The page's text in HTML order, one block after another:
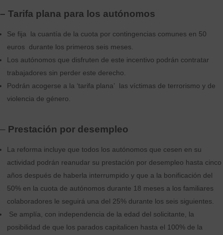
– Tarifa plana para los autónomos
Se fija la cuantía de la cuota por contingencias comunes en 50
euros durante los primeros seis meses.
Los autónomos que disfruten de este incentivo podrán contratar
trabajadores sin perder este derecho.
Podrán acogerse a la ‘tarifa plana’ las víctimas de terrorismo y de
violencia de género.
– Prestación por desempleo
La reforma incluye que todos los autónomos que cesen en su
actividad podrán reanudar su prestación por desempleo hasta cinco
años después de haberla interrumpido y que a la bonificación del
50% en la cuota de autónomos durante 18 meses a los familiares
colaboradores le seguirá una del 25% durante los seis siguientes.
Se amplía, con independencia de la edad del solicitante, la
posibilidad de que los parados capitalicen hasta el 100% de la